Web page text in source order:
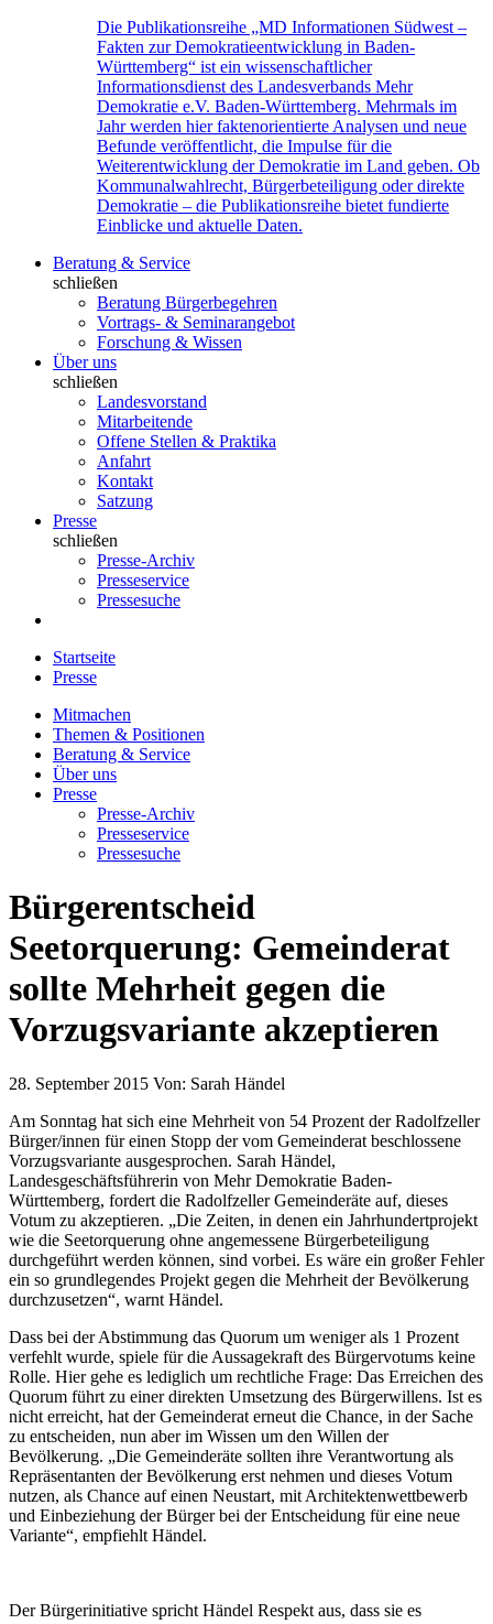
Die Publikationsreihe „MD Informationen Südwest –
Fakten zur Demokratieentwicklung in Baden-
Württemberg“ ist ein wissenschaftlicher
Informationsdienst des Landesverbands Mehr
Demokratie e.V. Baden-Württemberg. Mehrmals im
Jahr werden hier faktenorientierte Analysen und neue
Befunde veröffentlicht, die Impulse für die
Weiterentwicklung der Demokratie im Land geben. Ob
Kommunalwahlrecht, Bürgerbeteiligung oder direkte
Demokratie – die Publikationsreihe bietet fundierte
Einblicke und aktuelle Daten.
Beratung & Service
schließen
Beratung Bürgerbegehren
Vortrags- & Seminarangebot
Forschung & Wissen
Über uns
schließen
Landesvorstand
Mitarbeitende
Offene Stellen & Praktika
Anfahrt
Kontakt
Satzung
Presse
schließen
Presse-Archiv
Presseservice
Pressesuche
Startseite
Presse
Mitmachen
Themen & Positionen
Beratung & Service
Über uns
Presse
Presse-Archiv
Presseservice
Pressesuche
Bürgerentscheid
Seetorquerung: Gemeinderat
sollte Mehrheit gegen die
Vorzugsvariante akzeptieren
28. September 2015 Von: Sarah Händel
Am Sonntag hat sich eine Mehrheit von 54 Prozent der Radolfzeller
Bürger/innen für einen Stopp der vom Gemeinderat beschlossene
Vorzugsvariante ausgesprochen. Sarah Händel,
Landesgeschäftsführerin von Mehr Demokratie Baden-
Württemberg, fordert die Radolfzeller Gemeinderäte auf, dieses
Votum zu akzeptieren. „Die Zeiten, in denen ein Jahrhundertprojekt
wie die Seetorquerung ohne angemessene Bürgerbeteiligung
durchgeführt werden können, sind vorbei. Es wäre ein großer Fehler
ein so grundlegendes Projekt gegen die Mehrheit der Bevölkerung
durchzusetzen“, warnt Händel.
Dass bei der Abstimmung das Quorum um weniger als 1 Prozent
verfehlt wurde, spiele für die Aussagekraft des Bürgervotums keine
Rolle. Hier gehe es lediglich um rechtliche Frage: Das Erreichen des
Quorum führt zu einer direkten Umsetzung des Bürgerwillens. Ist es
nicht erreicht, hat der Gemeinderat erneut die Chance, in der Sache
zu entscheiden, nun aber im Wissen um den Willen der
Bevölkerung. „Die Gemeinderäte sollten ihre Verantwortung als
Repräsentanten der Bevölkerung erst nehmen und dieses Votum
nutzen, als Chance auf einen Neustart, mit Architektenwettbewerb
und Einbeziehung der Bürger bei der Entscheidung für eine neue
Variante“, empfiehlt Händel.
Der Bürgerinitiative spricht Händel Respekt aus, dass sie es